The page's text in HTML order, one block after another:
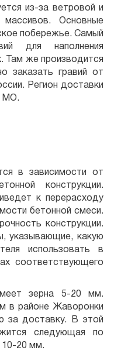
из-за ветровой и
массивов. Основные
побережье. Самый
для наполнения
Там же производится
заказать гравий от
Регион доставки
МО.
в зависимости от
конструкции.
к перерасходу
бетонной смеси.
конструкции.
указывающие, какую
использовать в
соответствующего
зерна 5-20 мм.
в районе Жаворонки
за доставку. В этой
следующая по
10-20 мм.